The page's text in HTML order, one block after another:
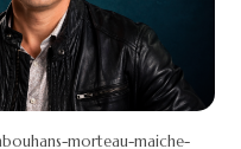
morteau-maiche-